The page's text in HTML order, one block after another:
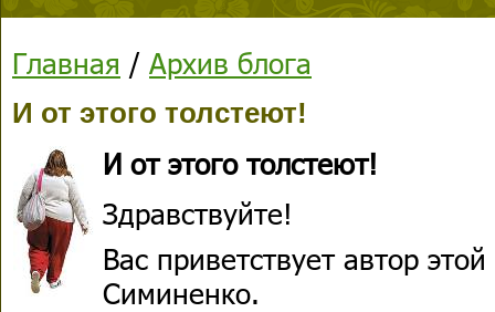
Главная / Архив блога
И от этого толстеют!
И от этого толстеют!
Здравствуйте!
Вас приветствует автор
Симиненко.